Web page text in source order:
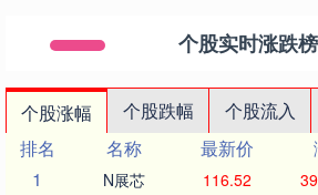
个股实时涨跌榜
个股涨幅 个股跌幅 个股流入
排名
名称 最新价
1
N展芯 116.52